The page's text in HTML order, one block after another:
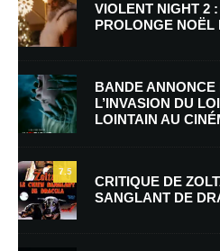
Nom*
E-mail*
Enregistrer mon nom, mon e-mail
mon prochain commentaire.
VIOLENT NIGHT 2
PROLONGE NOËL
BANDE ANNONCE
L’INVASION DU
LOINTAIN AU
7.5
CRITIQUE DE
SANGLANT DE